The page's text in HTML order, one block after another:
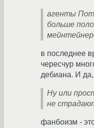
агенты
больше
в последнее
чересчур
дебиана. И да,
Ну или
не
фанбоизм -